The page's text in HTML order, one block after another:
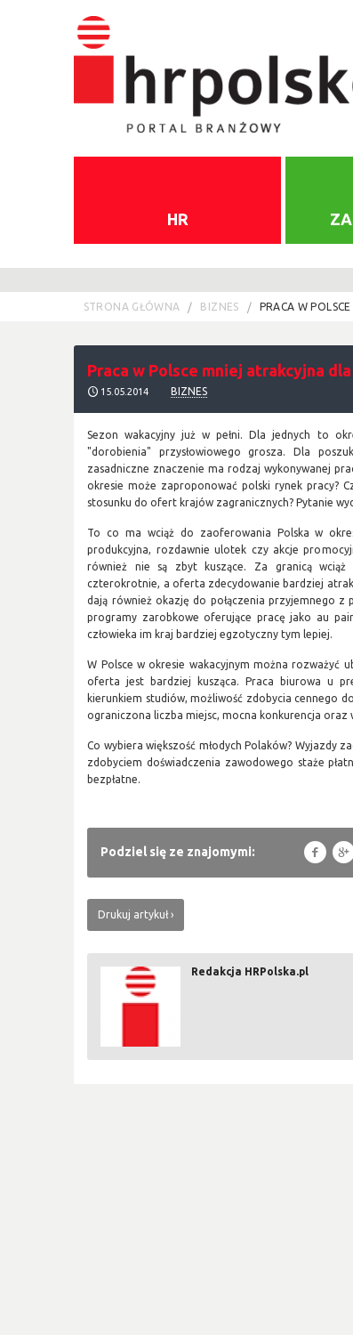
HR
STRONA GŁÓWNA BIZNES PRACA W
Praca w Polsce mniej atrakcyjna dla
15.05.2014 BIZNES
Sezon wakacyjny już w pełni. Dla jednych to
"dorobienia" przysłowiowego grosza. Dla
zasadniczne znaczenie ma rodzaj wykonywanej
okresie może zaproponować polski rynek pracy?
stosunku do ofert krajów zagranicznych? Pytanie
To co ma wciąż do zaoferowania Polska w
produkcyjna, rozdawnie ulotek czy akcje
również nie są zbyt kuszące. Za granicą wciąż
czterokrotnie, a oferta zdecydowanie bardziej
dają również okazję do połączenia przyjemnego z
programy zarobkowe oferujące pracę jako au
człowieka im kraj bardziej egzotyczny tym lepiej.
W Polsce w okresie wakacyjnym można rozważyć
oferta jest bardziej kusząca. Praca biurowa u
kierunkiem studiów, możliwość zdobycia cennego
ograniczona liczba miejsc, mocna konkurencja oraz
Co wybiera większość młodych Polaków? Wyjazdy
zdobyciem doświadczenia zawodowego staże
bezpłatne.
Podziel się ze znajomymi: f
Drukuj artykuł
Redakcja HRPolska.pl